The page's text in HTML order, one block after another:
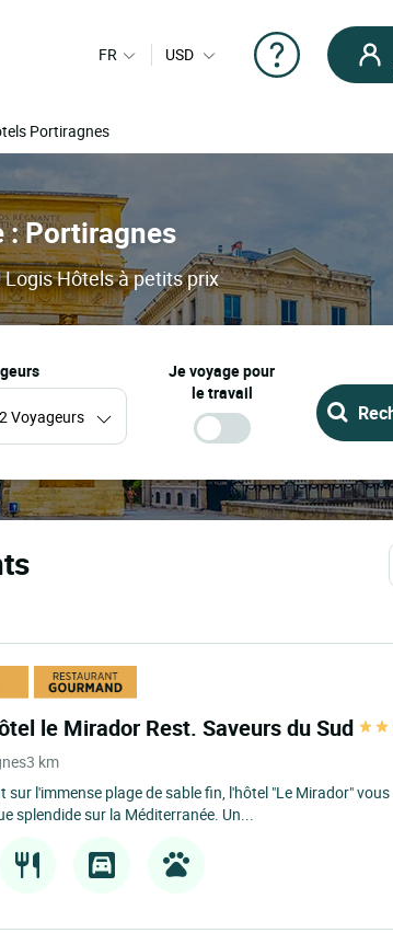
FR USD
Portiragnes
: Portiragnes
Hôtels à petits prix
2 Voyageurs
Je voyage pour
le travail
le Mirador Rest. Saveurs du Sud
3 km
sur l'immense plage de sable fin, l'hôtel "Le Mirador" vous
splendide sur la Méditerranée. Un...